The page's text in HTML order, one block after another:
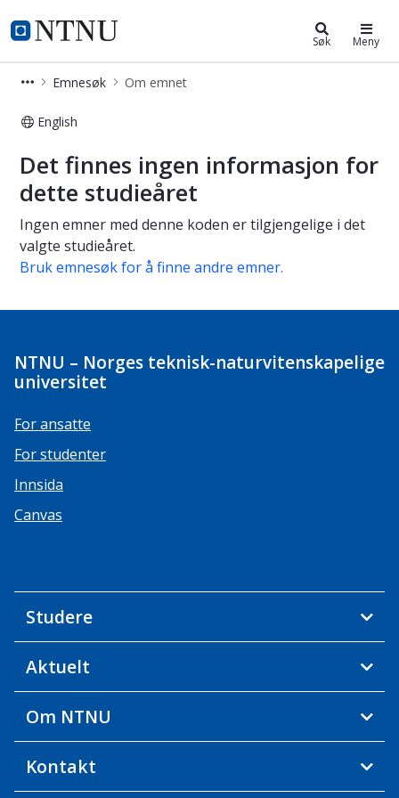
NTNU Hjemmeside
Studier Søk Meny
Emnesøk Om emnet
English
Om emnet
Det finnes ingen informasjon for
dette studieåret
Ingen emner med denne koden er tilgjengelige i det
valgte studieåret.
Bruk emnesøk for å finne andre emner.
NTNU – Norges teknisk-naturvitenskapelige
universitet
For ansatte
For studenter
Innsida
Canvas
Studere
Aktuelt
Om NTNU
Kontakt